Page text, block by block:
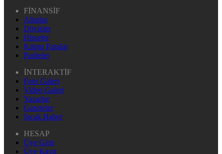
FİNANSİF
Altınlar
Dövizler
Hisseler
Kripto Paralar
Pariteler
İNTERAKTİF
Foto Galeri
Video Galeri
Yazarlar
Gazeteler
Sıcak Haber
HESAP
Üye Giriş
Üye Kayıt